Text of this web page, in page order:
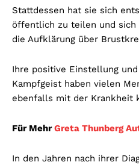
Stattdessen hat sie sich
öffentlich zu teilen und sich
die Aufklärung über
Ihre positive Einstellung
Kampfgeist haben vielen
ebenfalls mit der Krankheit
Für MehrGreta Thunberg
In den Jahren nach ihrer